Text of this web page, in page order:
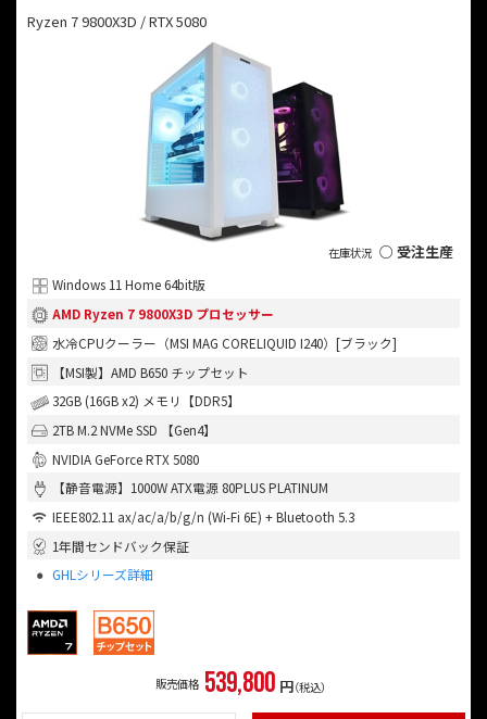
Ryzen 7 9800X3D / RTX 5080
○ 受注生産
Windows 11 Home 64bit版
AMD Ryzen 7 9800X3D プロセッサー
水冷CPUクーラー（MSI MAG CORELIQUID I240）[ブラック]
【MSI製】AMD B650 チップセット
32GB (16GB x2) メモリ【DDR5】
2TB M.2 NVMe SSD 【Gen4】
NVIDIA GeForce RTX 5080
【静音電源】1000W ATX電源 80PLUS PLATINUM
IEEE802.11 ax/ac/a/b/g/n (Wi-Fi 6E) + Bluetooth 5.3
1年間センドバック保証
GHLシリーズ詳細
販売価格 539,800 円（税込）